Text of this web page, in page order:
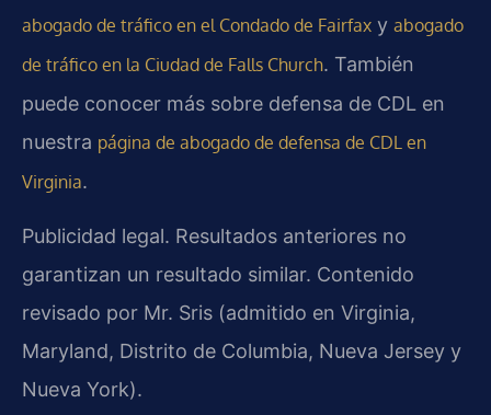
abogado de tráfico en el Condado de Fairfax y abogado
de tráfico en la Ciudad de Falls Church. También
puede conocer más sobre defensa de CDL en
nuestra página de abogado de defensa de CDL en
Virginia.
Publicidad legal. Resultados anteriores no
garantizan un resultado similar. Contenido
revisado por Mr. Sris (admitido en Virginia,
Maryland, Distrito de Columbia, Nueva Jersey y
Nueva York).